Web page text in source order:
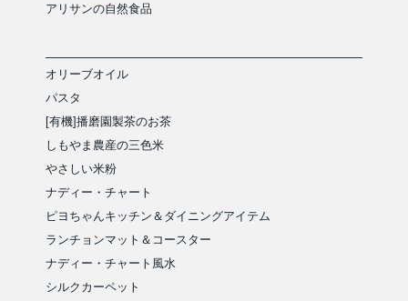
アリサンの自然食品
オリーブオイル
パスタ
[有機]播磨園製茶のお茶
しもやま農産の三色米
やさしい米粉
ナディー・チャート
ピヨちゃんキッチン＆ダイニングアイテム
ランチョンマット＆コースター
ナディー・チャート風水
シルクカーペット